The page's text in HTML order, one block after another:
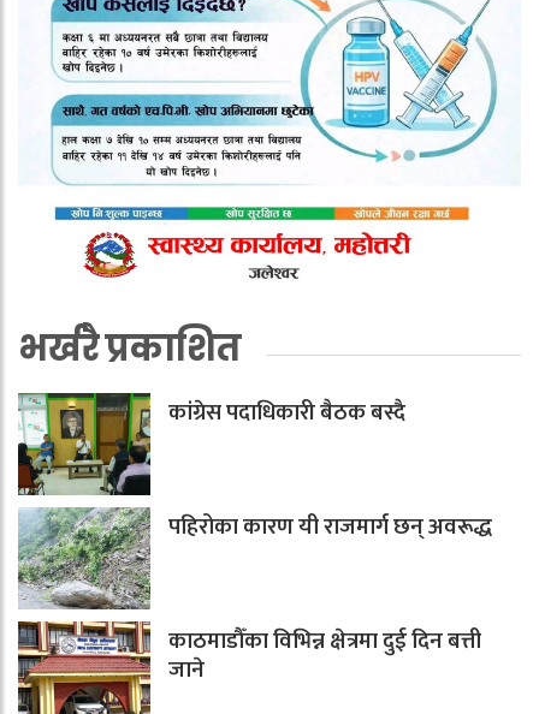
भर्खरै प्रकाशित
कांग्रेस पदाधिकारी बैठक बस्दै
पहिरोका कारण यी राजमार्ग छन् अवरूद्ध
काठमाडौँका विभिन्न क्षेत्रमा दुई दिन बत्ती
जाने